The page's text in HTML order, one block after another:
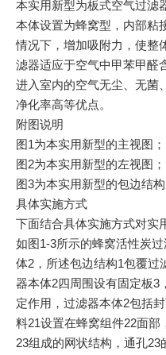
本实用新型为板式空气过滤
本体设置为蜂窝型，内部粘
情况下，增加吸附力，使整
滤器适应于空气中甲苯甲醛
进入室内的空气无尘、无菌
净化率高等优点。
附图说明
图1为本实用新型的主视图；
图2为本实用新型的左视图；
图3为本实用新型的包边结构
具体实施方式
下面结合具体实施方式对实
如图1-3所示的蜂窝活性炭
体2，所述包边结构1包覆过
器本体2四周围设有固定板3
定作用，过滤器本体2包括
料21设置在蜂窝组件22面
23组成的网状结构，通孔23